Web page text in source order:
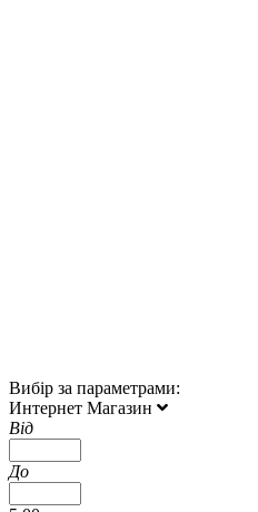
Вибір за параметрами:
Интернет Магазин
Від
До